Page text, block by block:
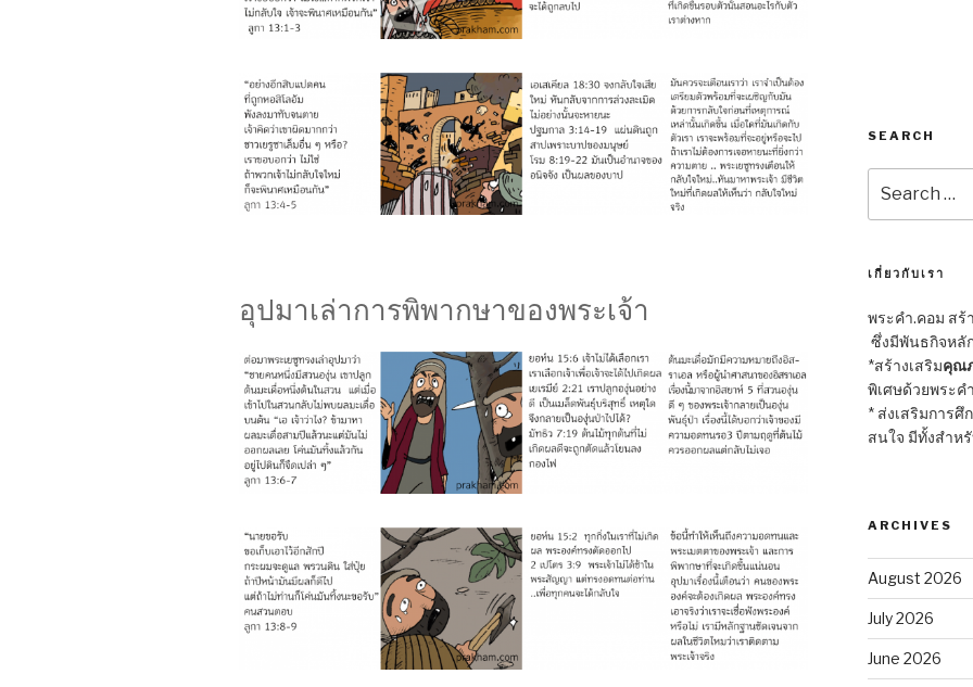
อุปมาเล่าการพิพากษาของพระเจ้า
SEARCH
for:
เกี่ยวกับเรา
พระคำ.คอม ส
ซึ่งมีพันธกิจหลั
*สร้างเสริมคุณ
พิเศษด้วยพระค
* ส่งเสริมการศึ
สนใจ มีทั้งสำห
ARCHIVES
August 2026
July 2026
June 2026